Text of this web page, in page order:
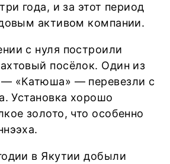
года, и за этот период
активом компании.
с нуля построили
посёлок. Один из
«Катюша» — перевезли с
Установка хорошо
золото, что особенно
в Якутии добыли